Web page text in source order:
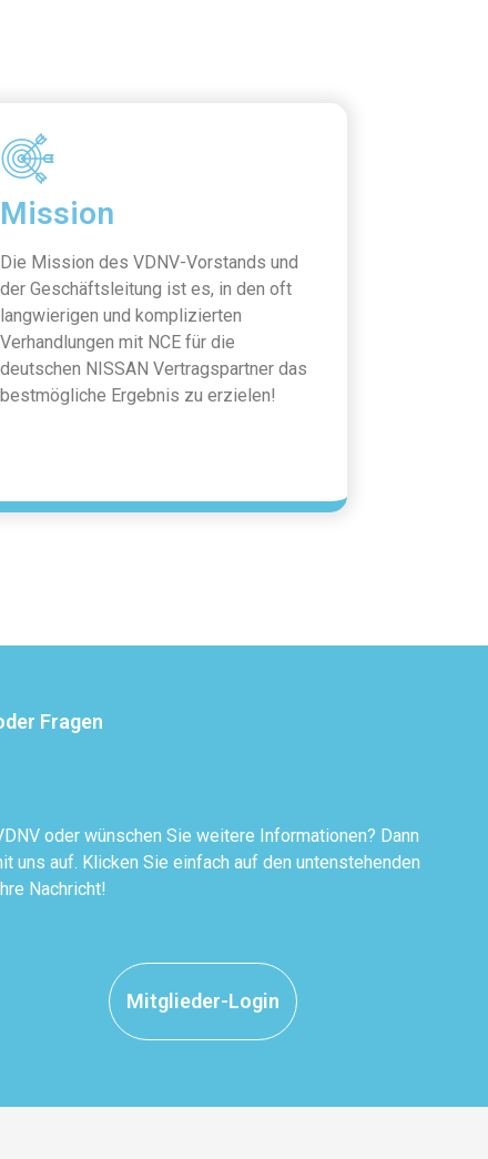
Mission
Die Mission des VDNV-Vorstands und
der Geschäftsleitung ist es, in den oft
langwierigen und komplizierten
Verhandlungen mit NCE für die
deutschen NISSAN Vertragspartner das
bestmögliche Ergebnis zu erzielen!
Fragen
oder wünschen Sie weitere Informationen? Dann
uns auf. Klicken Sie einfach auf den untenstehenden
Nachricht!
Mitglieder-Login